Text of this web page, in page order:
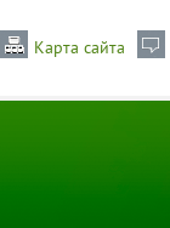
Карта сайта